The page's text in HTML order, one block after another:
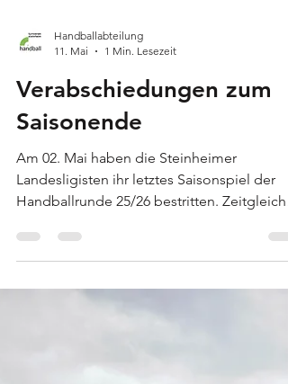
Handballabteilung
11. Mai
1 Min. Lesezeit
Verabschiedungen zum
Saisonende
Am 02. Mai haben die Steinheimer
auch der Moment sich zu verabschieden,